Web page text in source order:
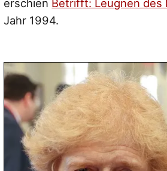
erschien Betrifft: Leugnen des
Jahr 1994.